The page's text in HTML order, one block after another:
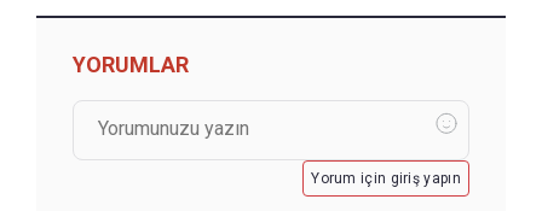
YORUMLAR
Yorum için giriş yapın